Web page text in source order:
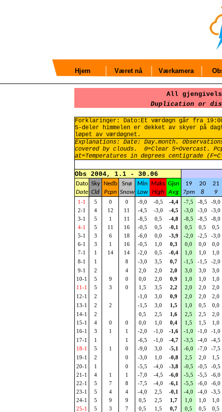
Hjem Været nå Værkamera